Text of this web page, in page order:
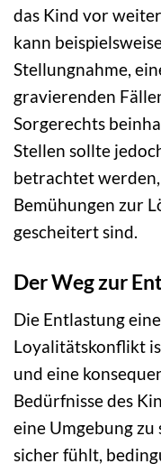
das Kind vor
kann
Stellungnahme,
gravierenden
Sorgerechts
Stellen sollte
betrachtet
Bemühungen zur
gescheitert sind.
Der Weg zur
Die Entlastung
Loyalitätskonflikt
und eine
Bedürfnisse des
eine Umgebung zu
sicher fühlt,